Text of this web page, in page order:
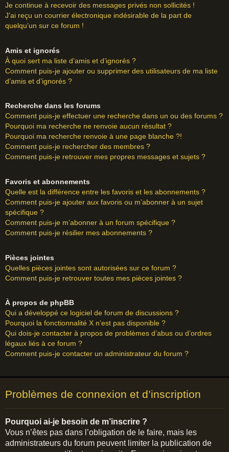
Je continue à recevoir des messages privés non sollicités !
J’ai reçu un courrier électronique indésirable de la part de
quelqu’un sur ce forum !
Amis et ignorés
À quoi sert ma liste d’amis et d’ignorés ?
Comment puis-je ajouter ou supprimer des utilisateurs de ma liste
d’amis et d’ignorés ?
Recherche dans les forums
Comment puis-je effectuer une recherche dans un ou des forums ?
Pourquoi ma recherche ne renvoie aucun résultat ?
Pourquoi ma recherche renvoie à une page blanche ?!
Comment puis-je rechercher des membres ?
Comment puis-je retrouver mes propres messages et sujets ?
Favoris et abonnements
Quelle est la différence entre les favoris et les abonnements ?
Comment puis-je ajouter aux favoris ou m’abonner à un sujet
spécifique ?
Comment puis-je m’abonner à un forum spécifique ?
Comment puis-je résilier mes abonnements ?
Pièces jointes
Quelles pièces jointes sont autorisées sur ce forum ?
Comment puis-je retrouver toutes mes pièces jointes ?
À propos de phpBB
Qui a développé ce logiciel de forum de discussions ?
Pourquoi la fonctionnalité X n’est pas disponible ?
Qui dois-je contacter à propos de problèmes d’abus ou d’ordres
légaux liés à ce forum ?
Comment puis-je contacter un administrateur du forum ?
Problèmes de connexion et d’inscription
Pourquoi ai-je besoin de m’inscrire ?
Vous n’êtes pas dans l’obligation de le faire, mais les
administrateurs du forum peuvent limiter la publication de